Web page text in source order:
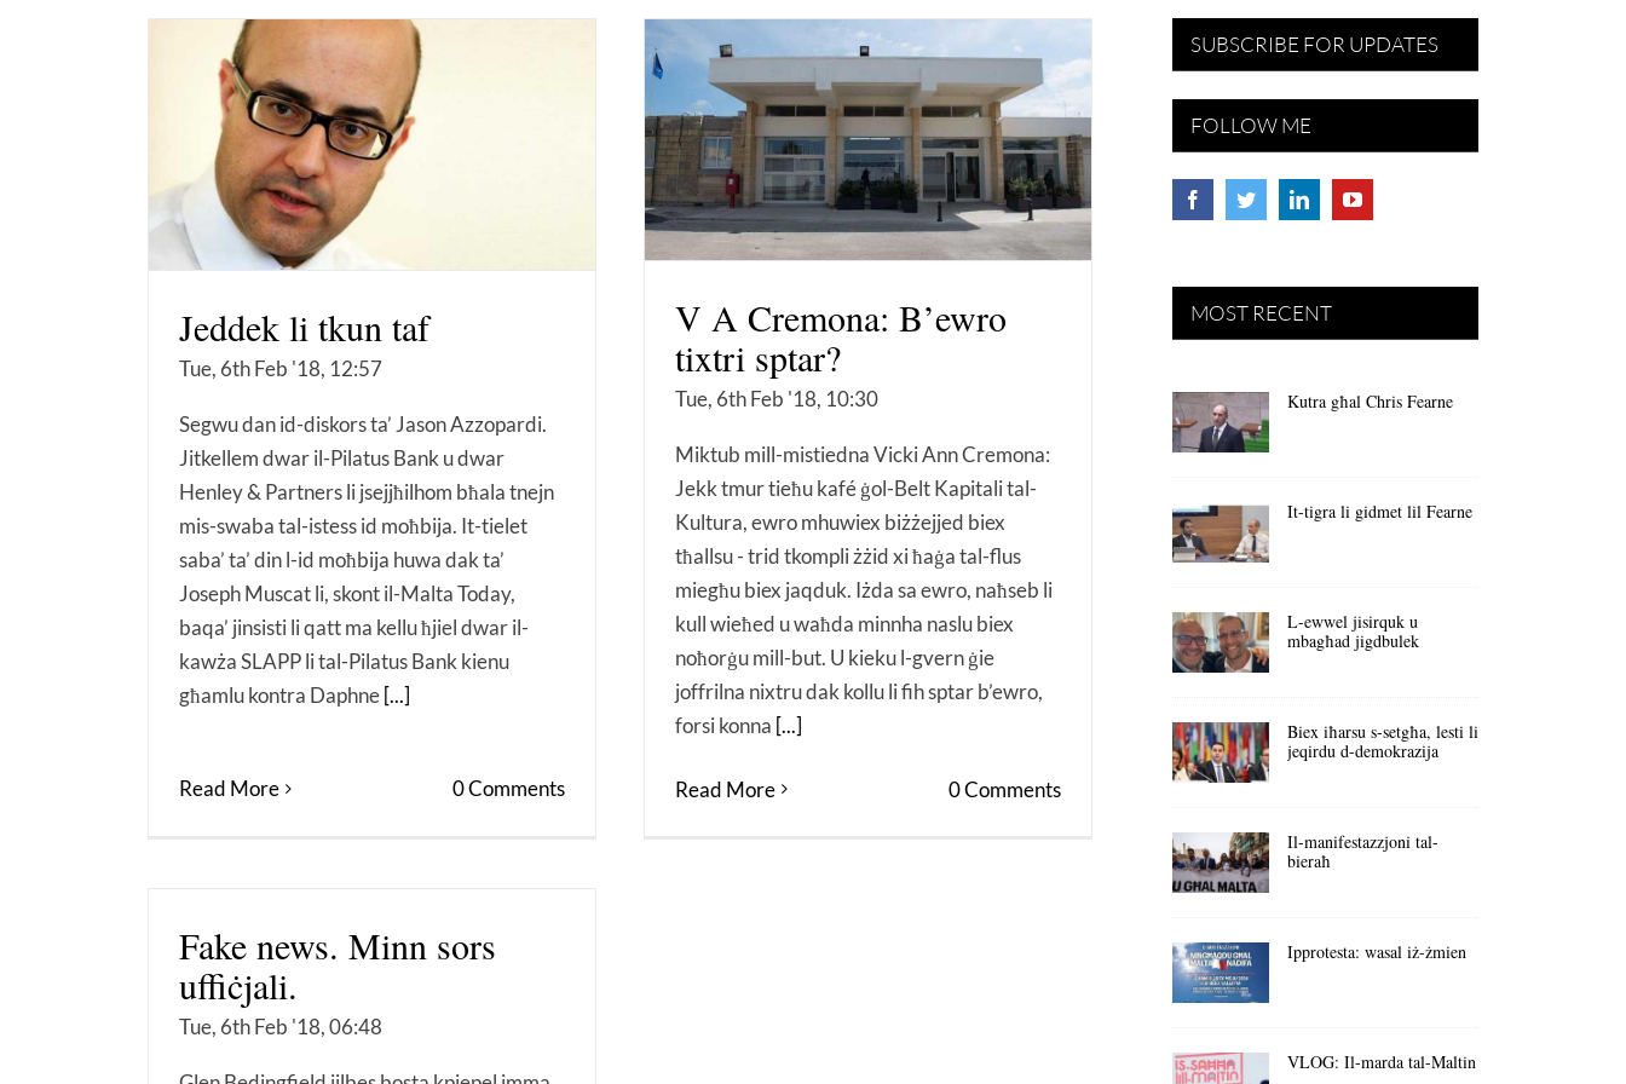
Jeddek li tkun taf
Tue, 6th Feb '18, 12:57
Segwu dan id-diskors ta’ Jason Azzopardi.
Jitkellem dwar il-Pilatus Bank u dwar
Henley & Partners li jsejjħilhom bħala tnejn
mis-swaba tal-istess id moħbija. It-tielet
saba’ ta’ din l-id moħbija huwa dak ta’
Joseph Muscat li, skont il-Malta Today,
baqa’ jinsisti li qatt ma kellu ħjiel dwar il-
kawża SLAPP li tal-Pilatus Bank kienu
għamlu kontra Daphne [...]
Read More 0 Comments
V A Cremona: B’ewro
tixtri sptar?
Tue, 6th Feb '18, 10:30
Miktub mill-mistiedna Vicki Ann Cremona:
Jekk tmur tieħu kafé ġol-Belt Kapitali tal-
Kultura, ewro mhuwiex biżżejjed biex
tħallsu - trid tkompli żżid xi ħaġa tal-flus
miegħu biex jaqduk. Iżda sa ewro, naħseb li
kull wieħed u waħda minnha naslu biex
noħorġu mill-but. U kieku l-gvern ġie
joffrilna nixtru dak kollu li fih sptar b’ewro,
forsi konna [...]
Read More 0 Comments
Fake news. Minn sors
uffiċjali.
Tue, 6th Feb '18, 06:48
SUBSCRIBE FOR UPDATES
FOLLOW ME
MOST RECENT
Kutra għal Chris Fearne
It-tigra li gidmet lil Fearne
L-ewwel jisirquk u
mbagħad jigdbulek
Biex iħarsu s-setgħa, lesti li
jeqirdu d-demokrazija
Il-manifestazzjoni tal-
bieraħ
Ipprotesta: wasal iż-żmien
VLOG: Il-marda tal-Maltin